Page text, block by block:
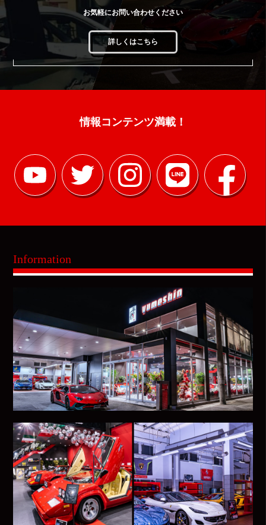
お気軽にお問い合わせください
詳しくはこちら
情報コンテンツ満載！
Information